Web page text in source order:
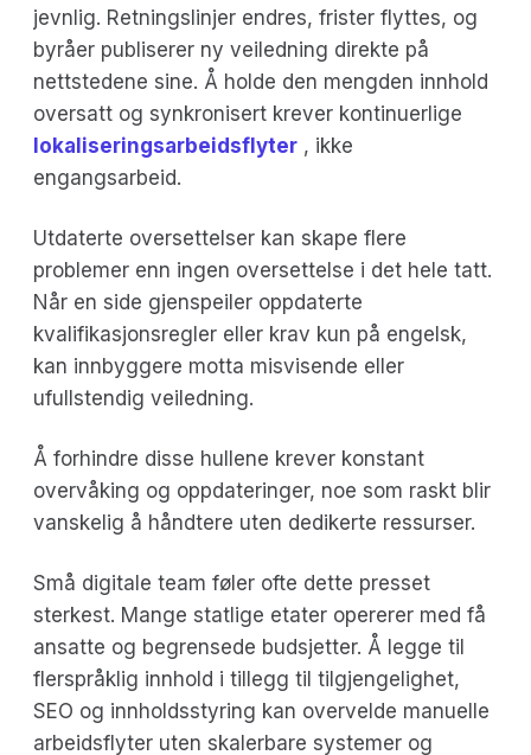
jevnlig. Retningslinjer endres, frister flyttes, og
byråer publiserer ny veiledning direkte på
nettstedene sine. Å holde den mengden innhold
oversatt og synkronisert krever kontinuerlige
lokaliseringsarbeidsflyter , ikke
engangsarbeid.
Utdaterte oversettelser kan skape flere
problemer enn ingen oversettelse i det hele tatt.
Når en side gjenspeiler oppdaterte
kvalifikasjonsregler eller krav kun på engelsk,
kan innbyggere motta misvisende eller
ufullstendig veiledning.
Å forhindre disse hullene krever konstant
overvåking og oppdateringer, noe som raskt blir
vanskelig å håndtere uten dedikerte ressurser.
Små digitale team føler ofte dette presset
sterkest. Mange statlige etater opererer med få
ansatte og begrensede budsjetter. Å legge til
flerspråklig innhold i tillegg til tilgjengelighet,
SEO og innholdsstyring kan overvelde manuelle
arbeidsflyter uten skalerbare systemer og